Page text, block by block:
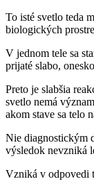
To isté svetlo teda
biologických
V jednom tele sa
prijaté slabo,
Preto je slabšia
svetlo nemá
akom stave sa telo
Nie diagnostickým
výsledok nevzniká
Vzniká v odpovedi